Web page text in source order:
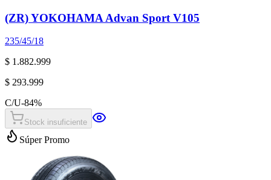
(ZR) YOKOHAMA Advan Sport V105
235/45/18
$ 1.882.999
$ 293.999
C/U-84%
Stock insuficiente
Súper Promo